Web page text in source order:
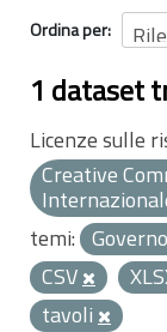
Ordina per
1 dataset
Licenze sulle
Creative
temi:
CSV
tavoli